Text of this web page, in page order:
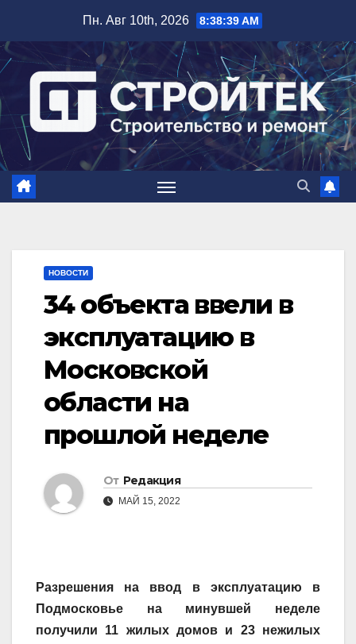
содержимому
Пн. Авг 10th, 2026 8:38:40 AM
НОВОСТИ
34 объекта ввели в
эксплуатацию в
Московской
области на
прошлой неделе
От Редакция
МАЙ 15, 2022
Разрешения на ввод в эксплуатацию в
Подмосковье на минувшей неделе
получили 11 жилых домов и 23 нежилых